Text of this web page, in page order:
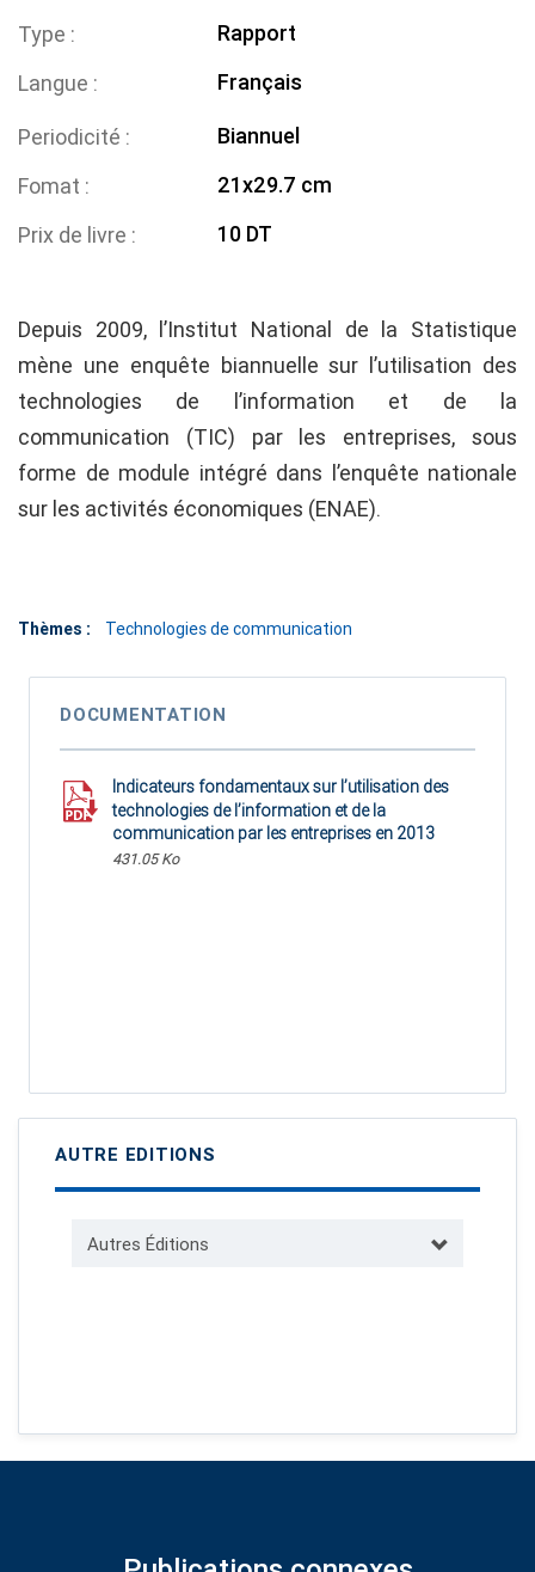
Type
Rapport
Langue
Français
Periodicité
Biannuel
Fomat
21x29.7 cm
Prix de livre
10 DT
Depuis 2009, l’Institut National de la Statistique
mène une enquête biannuelle sur l’utilisation des
technologies de l’information et de la
communication (TIC) par les entreprises, sous
forme de module intégré dans l’enquête nationale
sur les activités économiques (ENAE).
Thèmes : Technologies de communication
DOCUMENTATION
Indicateurs fondamentaux sur l’utilisation des
technologies de l’information et de la
communication par les entreprises en 2013
431.05 Ko
AUTRE EDITIONS
Autres Éditions